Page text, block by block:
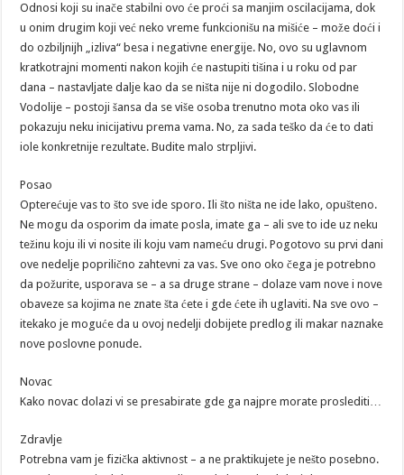
Odnosi koji su inače stabilni ovo će proći sa manjim oscilacijama, dok
u onim drugim koji već neko vreme funkcionišu na mišiće – može doći i
do ozbiljnijh „izliva“ besa i negativne energije. No, ovo su uglavnom
kratkotrajni momenti nakon kojih će nastupiti tišina i u roku od par
dana – nastavljate dalje kao da se ništa nije ni dogodilo. Slobodne
Vodolije – postoji šansa da se više osoba trenutno mota oko vas ili
pokazuju neku inicijativu prema vama. No, za sada teško da će to dati
iole konkretnije rezultate. Budite malo strpljivi.
Posao
Opterećuje vas to što sve ide sporo. Ili što ništa ne ide lako, opušteno.
Ne mogu da osporim da imate posla, imate ga – ali sve to ide uz neku
težinu koju ili vi nosite ili koju vam nameću drugi. Pogotovo su prvi dani
ove nedelje poprilično zahtevni za vas. Sve ono oko čega je potrebno
da požurite, usporava se – a sa druge strane – dolaze vam nove i nove
obaveze sa kojima ne znate šta ćete i gde ćete ih uglaviti. Na sve ovo –
itekako je moguće da u ovoj nedelji dobijete predlog ili makar naznake
nove poslovne ponude.
Novac
Kako novac dolazi vi se presabirate gde ga najpre morate proslediti…
Zdravlje
Potrebna vam je fizička aktivnost – a ne praktikujete je nešto posebno.